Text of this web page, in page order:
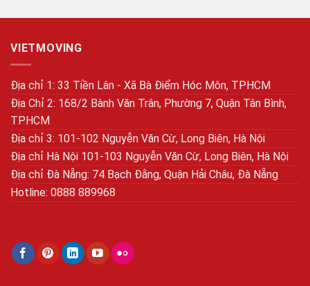
VIETMOVING
Địa chỉ 1: 33 Tiền Lân - Xã Bà Điểm Hóc Môn, TPHCM
Địa Chỉ 2: 168/2 Bành Văn Trân, Phường 7, Quận Tân Bình,
TPHCM
Địa chỉ 3: 101-102 Nguyễn Văn Cừ, Long Biên, Hà Nội
Địa chỉ Hà Nội 101-103 Nguyễn Văn Cừ, Long Biên, Hà Nội
Địa chỉ Đà Nẵng: 74 Bạch Đằng, Quận Hải Châu, Đà Nẵng
Hotline: 0888 889968